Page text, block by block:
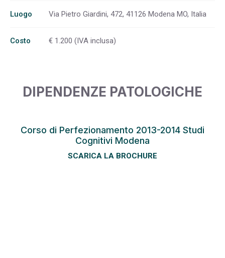
Luogo Via Pietro Giardini, 472, 41126 Modena MO, Italia
Costo € 1.200 (IVA inclusa)
DIPENDENZE PATOLOGICHE
Corso di Perfezionamento 2013-2014 Studi
Cognitivi Modena
SCARICA LA BROCHURE